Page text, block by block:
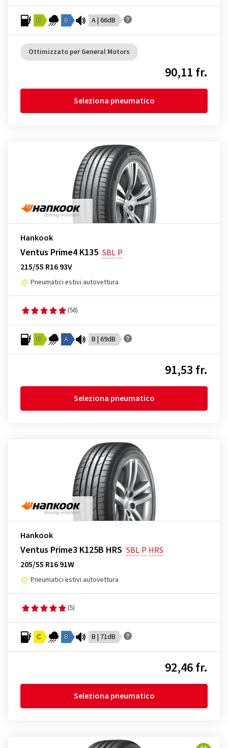
B B A | 66dB
Ottimizzato per General Motors
90,11 fr.
Seleziona pneumatico
Hankook
Ventus Prime4 K135 SBL P
215/55 R16 93V
Pneumatici estivi autovettura
(58)
B A B | 69dB
91,53 fr.
Seleziona pneumatico
Hankook
Ventus Prime3 K125B HRS SBL P HRS
205/55 R16 91W
Pneumatici estivi autovettura
(5)
C B B | 71dB
92,46 fr.
Seleziona pneumatico